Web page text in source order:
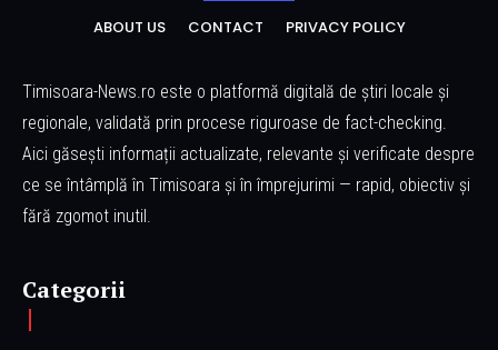
ABOUT US CONTACT PRIVACY POLICY
Timisoara-News.ro este o platformă digitală de știri locale și
regionale, validată prin procese riguroase de fact-checking.
Aici găsești informații actualizate, relevante și verificate despre
ce se întâmplă în Timisoara și în împrejurimi — rapid, obiectiv și
fără zgomot inutil.
Categorii